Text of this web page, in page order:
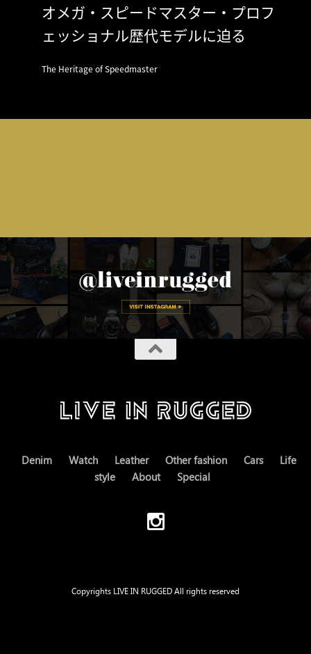
オメガ・スピードマスター・プロフ
ェッショナル歴代モデルに迫る
The Heritage of Speedmaster
Denim Watch Leather Other fashion Cars
Life
style
About Special
Copyrights LIVE IN RUGGED All rights reserved